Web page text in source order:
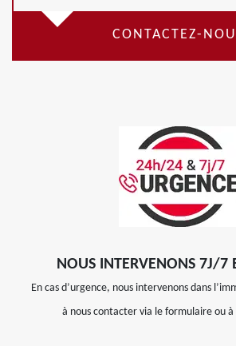
CONTACTEZ-
NOUS INTERVENONS 7J/7
En cas d’urgence, nous intervenons dans
à nous contacter via le formulaire ou à